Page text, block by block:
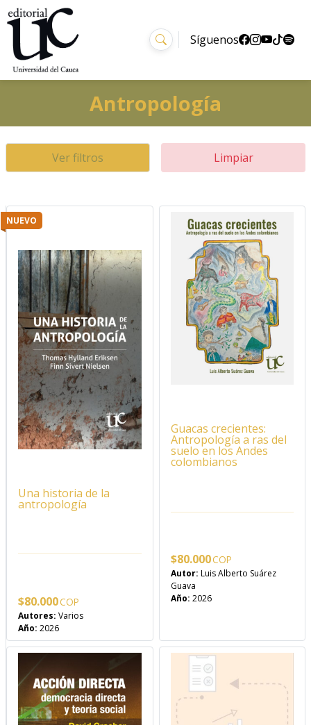
Síguenos
Antropología
Ver filtros Limpiar
NUEVO
Una historia de la
antropología
$80.000
Autores: Varios
Año: 2026
Guacas crecientes:
Antropología a ras del
suelo en los Andes
colombianos
$80.000
Autor: Luis Alberto Suárez
Guava
Año: 2026